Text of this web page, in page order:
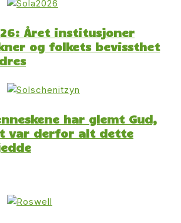
Året institusjoner
og folkets bevissthet
har glemt Gud,
var derfor alt dette